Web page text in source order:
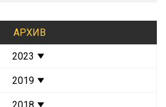
АРХИВ
2023
2019